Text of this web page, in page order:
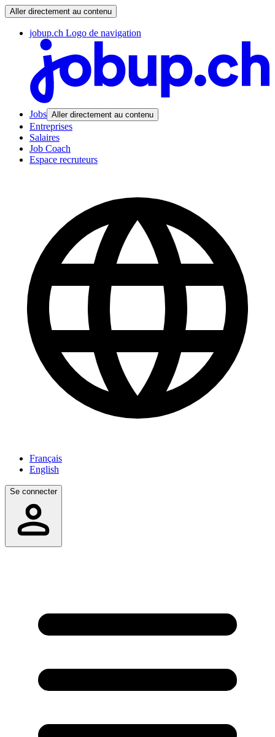
Aller directement au contenu
jobup.ch Logo de navigation
Jobs Aller directement au contenu
Entreprises
Salaires
Job Coach
Espace recruteurs
Français
English
Se connecter